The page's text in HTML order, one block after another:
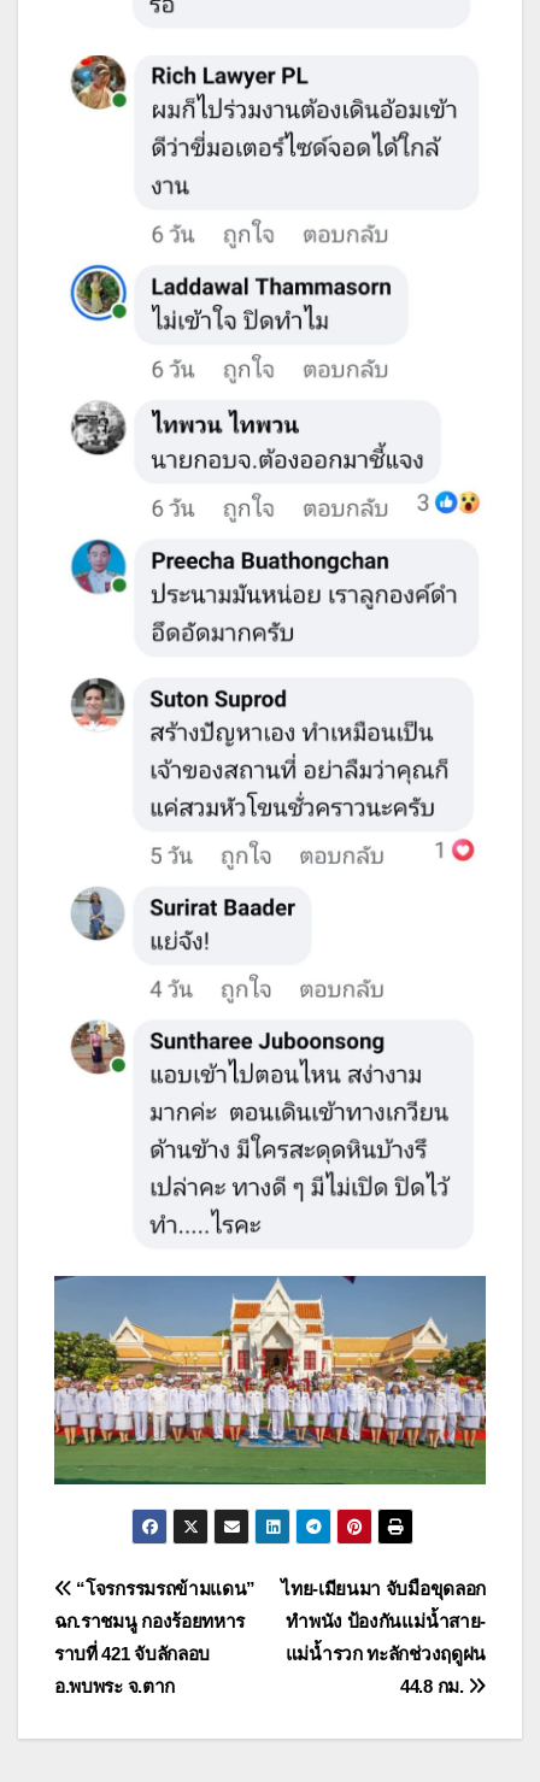
แนะแนว
เรื่อง
ไทย-เมียนมา จับมือขุดลอก
ทำพนัง ป้องกันแม่น้ำสาย-
แม่น้ำรวก ทะลักช่วงฤดูฝน
44.8 กม.
“โจรกรรมรถข้ามแดน”
ฉก.ราชมนู กองร้อยทหาร
ราบที่ 421 จับลักลอบ
อ.พบพระ จ.ตาก